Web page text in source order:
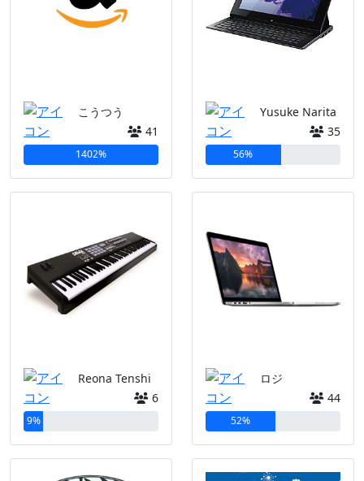
こうつう
41
1402%
Yusuke Narita
35
56%
Reona Tenshi
6
9%
ロジ
44
52%